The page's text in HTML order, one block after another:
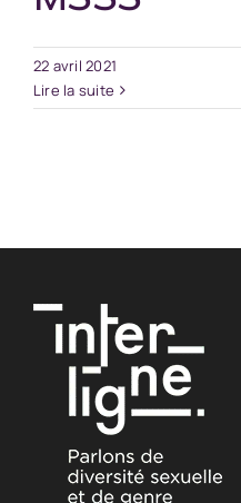
22 avril 2021
Lire la suite